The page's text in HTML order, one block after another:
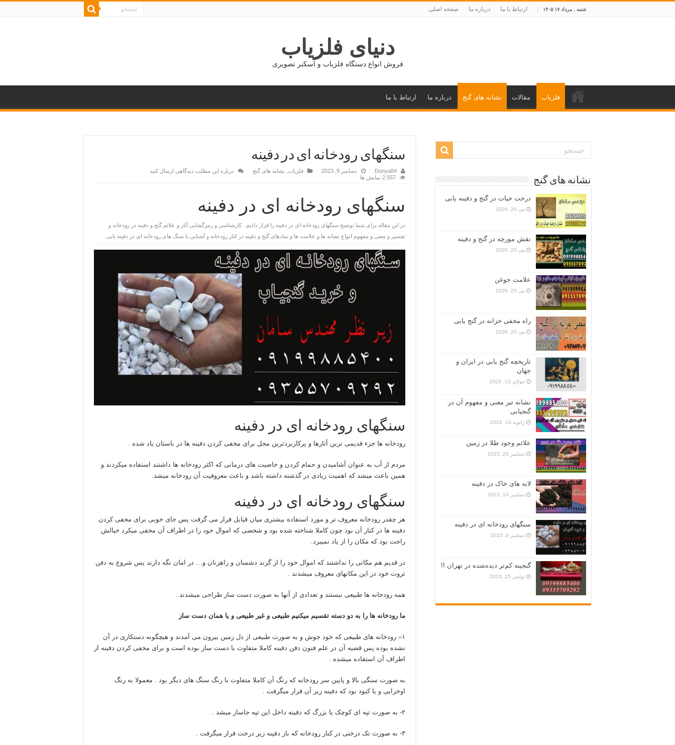
شنبه , مرداد ۱۷ ۱۴۰۵ ارتباط با ما درباره ما صفحه اصلی
دنیای فلزیاب
فروش انواع دستگاه فلزیاب و اسکنر تصویری
فلزیاب مقالات نشانه های گنج درباره ما ارتباط با ما
سنگهای رودخانه ای در دفینه
Donya84 دسامبر 9, 2023 فلزیاب نشانه های گنج
درباره این مطلب دیدگاهی ارسال کنید
2,557 نمایش ها
سنگهای رودخانه ای در دفینه
در این مقاله برای شما توضیح سنگهای رودخانه ای در دفینه را قرار دادیم . کارشناسی و رمزگشایی آثار و علائم گنج و دفینه در رودخانه و
تفسیر و معنی و مفهوم انواع نشانه ها و علامت ها و نمادهای گنج و دفینه در کنار رودخانه و آشنایی با سنگ های رودخانه ای در دفینه یابی.
سنگهای رودخانه ای در دفینه
رودخانه ها جزء قدیمی ترین آثارها و پرکاربردترین محل برای مخفی کردن دفینه ها در باستان یاد شده .
مردم از آب به عنوان آشامیدن و حمام کردن و خاصیت های درمانی که اکثر رودخانه ها داشتند استفاده میکردند و
همین باعث میشد که اهمیت زیادی در گذشته داشته باشد و باعث معروفیت آن رودخانه میشد.
سنگهای رودخانه ای در دفینه
هر چقدر رودخانه معروف تر و مورد استفاده بیشتری میان قبایل قرار می گرفت پس جای خوبی برای مخفی کردن
دفینه ها در کنار آن بود چون کاملا شناخته شده بود و شخصی که اموال خود را در اطراف آن مخفی میکرد خیالش
راحت بود که مکان را از یاد نمیبرد.
در قدیم هم مکانی را نداشتند که اموال خود را از گزند دشمنان و راهزنان و… در امان نگه دارند پس شروع به دفن
ثروت خود در این مکانهای معروف میشدند .
همه رودخانه ها طبیعی نیستند و تعدادی از آنها به صورت دست ساز طراحی میشدند .
ما رودخانه ها را به دو دسته تقسیم میکنیم طبیعی و غیر طبیعی و یا همان دست ساز
۱– رودخانه های طبیعی که خود جوش و به صورت طبیعی از دل زمین بیرون می آمدند و هیچگونه دستکاری در آن
نشده بوده پس قضیه آن در علم فنون دفن دفینه کاملا متفاوت با دست ساز بوده است و برای مخفی کردن دفینه از
اطراف آن استفاده میشده .
به صورت سنگی بالا و پایین سر رودخانه که رنگ آن کاملا متفاوت با رنگ سنگ های دیگر بود . معمولا به رنگ
اوخرایی و یا کبود بود که دفینه زیر آن قرار میگرفت .
۲- به صورت تپه ای کوچک یا بزرگ که دفینه داخل این تپه جاساز میشد .
۳- به صورت تک درختی در کنار رودخانه که باز دفینه زیر درخت قرار میگرفت .
نشانه های گنج
درخت حیات در گنج و دفینه یابی
می 20, 2026
نقش مورچه در گنج و دفینه
می 20, 2026
علامت جوغن
می 20, 2026
راه مخفی خزانه در گنج یابی
می 20, 2026
تاریخچه گنج‌ یابی در ایران و
جهان
جولای 13, 2025
نشانه تبر معنی و مفهوم آن در
گنجیابی
ژانویه 14, 2024
علائم وجود طلا در زمین
دسامبر 23, 2023
لایه های خاک در دفینه
دسامبر 10, 2023
سنگهای رودخانه ای در دفینه
دسامبر 9, 2023
گنجینه کم‌تر دیده‌شده در تهران !!
نوامبر 25, 2023